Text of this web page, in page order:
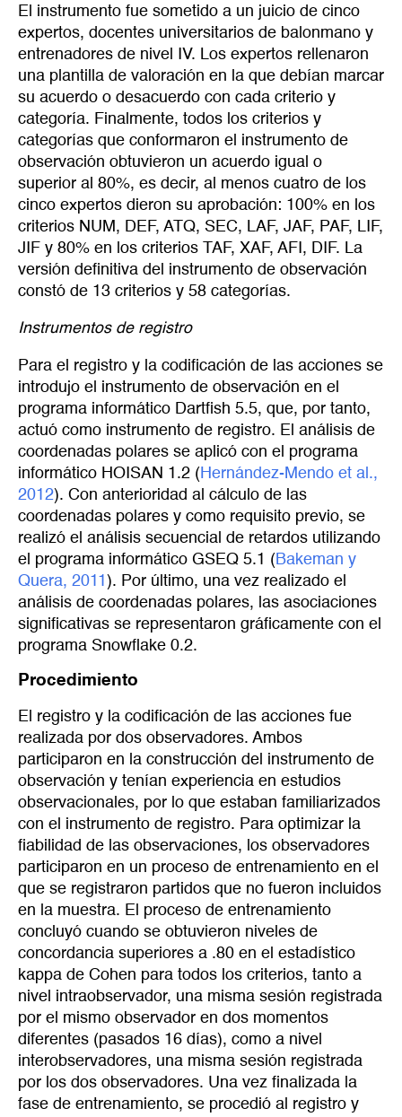
El instrumento fue sometido a un juicio de cinco
expertos, docentes universitarios de balonmano y
entrenadores de nivel IV. Los expertos rellenaron
una plantilla de valoración en la que debían marcar
su acuerdo o desacuerdo con cada criterio y
categoría. Finalmente, todos los criterios y
categorías que conformaron el instrumento de
observación obtuvieron un acuerdo igual o
superior al 80%, es decir, al menos cuatro de los
cinco expertos dieron su aprobación: 100% en los
criterios NUM, DEF, ATQ, SEC, LAF, JAF, PAF, LIF,
JIF y 80% en los criterios TAF, XAF, AFI, DIF. La
versión definitiva del instrumento de observación
constó de 13 criterios y 58 categorías.
Instrumentos de registro
Para el registro y la codificación de las acciones se
introdujo el instrumento de observación en el
programa informático Dartfish 5.5, que, por tanto,
actuó como instrumento de registro. El análisis de
coordenadas polares se aplicó con el programa
informático HOISAN 1.2 ( Hernández-Mendo et al.,
2012). Con anterioridad al cálculo de las
coordenadas polares y como requisito previo, se
realizó el análisis secuencial de retardos utilizando
el programa informático GSEQ 5.1 ( Bakeman y
Quera, 2011 ). Por último, una vez realizado el
análisis de coordenadas polares, las asociaciones
significativas se representaron gráficamente con el
programa Snowflake 0.2.
Procedimiento
El registro y la codificación de las acciones fue
realizada por dos observadores. Ambos
participaron en la construcción del instrumento de
observación y tenían experiencia en estudios
observacionales, por lo que estaban familiarizados
con el instrumento de registro. Para optimizar la
fiabilidad de las observaciones, los observadores
participaron en un proceso de entrenamiento en el
que se registraron partidos que no fueron incluidos
en la muestra. El proceso de entrenamiento
concluyó cuando se obtuvieron niveles de
concordancia superiores a .80 en el estadístico
kappa de Cohen para todos los criterios, tanto a
nivel intraobservador, una misma sesión registrada
por el mismo observador en dos momentos
diferentes (pasados 16 días), como a nivel
interobservadores, una misma sesión registrada
por los dos observadores. Una vez finalizada la
fase de entrenamiento, se procedió al registro y